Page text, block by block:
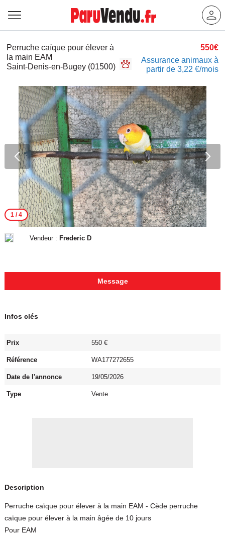
Perruche caïque pour élever à
la main EAM
Saint-Denis-en-Bugey (01500)
550€
Assurance animaux à
partir de 3,22 €/mois
1/ 4
Vendeur : Frederic D
Message
Infos clés
Prix 550 €
Référence WA177272655
Date de l'annonce 19/05/2026
Type Vente
Description
Perruche caïque pour élever à la main EAM - Cède perruche
caïque pour élever à la main âgée de 10 jours
Pour EAM